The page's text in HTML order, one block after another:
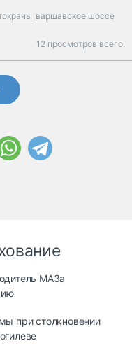
варшавское шоссе
12 просмотров всего.
МАЗа
при столкновении